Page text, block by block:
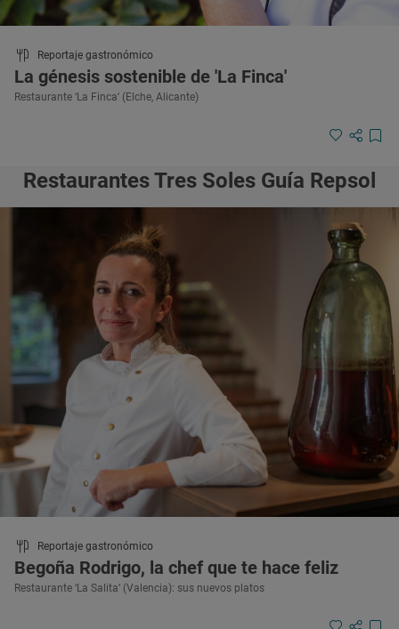
Reportaje gastronómico
La génesis sostenible de 'La Finca'
Restaurante ‘La Finca’ (Elche, Alicante)
Restaurantes Tres Soles Guía Repsol
Reportaje gastronómico
Begoña Rodrigo, la chef que te hace feliz
Restaurante ‘La Salita’ (Valencia): sus nuevos platos